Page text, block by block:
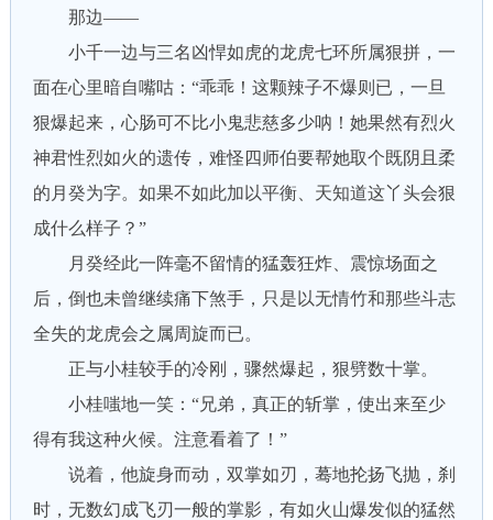
那边——
小千一边与三名凶悍如虎的龙虎七环所属狠拼，一
面在心里暗自嘴咕：“乖乖！这颗辣子不爆则已，一旦
狠爆起来，心肠可不比小鬼悲慈多少呐！她果然有烈火
神君性烈如火的遗传，难怪四师伯要帮她取个既阴且柔
的月癸为字。如果不如此加以平衡、天知道这丫头会狠
成什么样子？”
月癸经此一阵毫不留情的猛轰狂炸、震惊场面之
后，倒也未曾继续痛下煞手，只是以无情竹和那些斗志
全失的龙虎会之属周旋而已。
正与小桂较手的冷刚，骤然爆起，狠劈数十掌。
小桂嗤地一笑：“兄弟，真正的斩掌，使出来至少
得有我这种火候。注意看着了！”
说着，他旋身而动，双掌如刃，蓦地抡扬飞抛，刹
时，无数幻成飞刃一般的掌影，有如火山爆发似的猛然